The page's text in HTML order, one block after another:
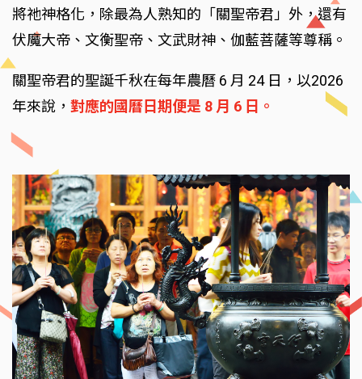
將祂神格化，除最為人熟知的「關聖帝君」外，還有
伏魔大帝、文衡聖帝、文武財神、伽藍菩薩等尊稱。
關聖帝君的聖誕千秋在每年農曆 6 月 24 日，以2026
年來說， 對應的國曆日期便是 8 月 6 日。